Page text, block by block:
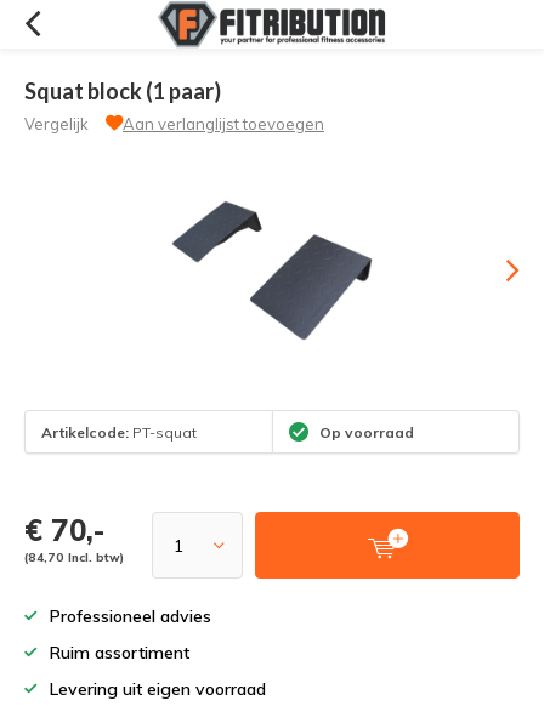
Squat block (1 paar)
Vergelijk Aan verlanglijst toevoegen
Artikelcode: PT-squat Op voorraad
€ 70,-
(84,70 Incl. btw)
Professioneel advies
Ruim assortiment
Levering uit eigen voorraad